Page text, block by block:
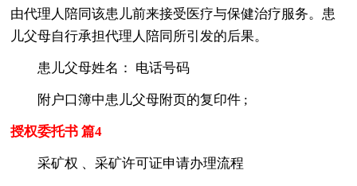
由代理人陪同该患儿前来接受医疗与保健治疗服务。患
儿父母自行承担代理人陪同所引发的后果。
患儿父母姓名： 电话号码
附户口簿中患儿父母附页的复印件 ;
授权委托书 篇4
采矿权 、采矿许可证申请办理流程